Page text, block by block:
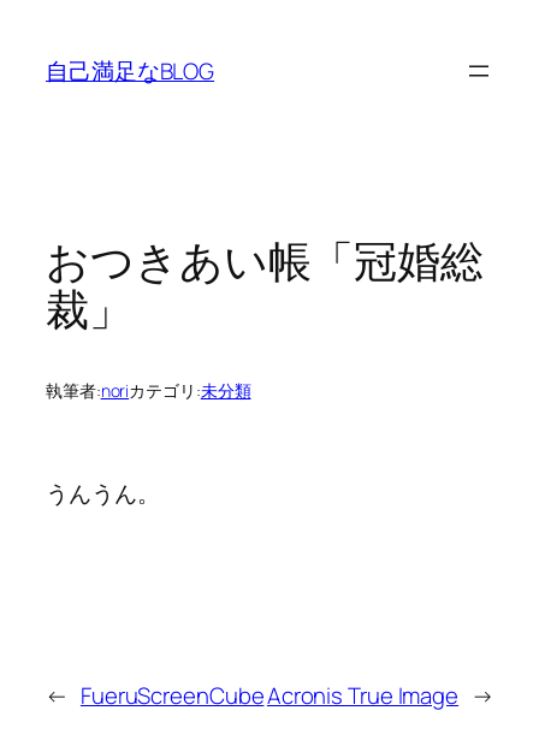
自己満足なBLOG
おつきあい帳「冠婚総
裁」
執筆者:noriカテゴリ:未分類
うんうん。
← FueruScreenCubeAcronis True Image →